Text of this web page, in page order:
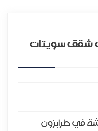
شقق سويتات
في طرابزون